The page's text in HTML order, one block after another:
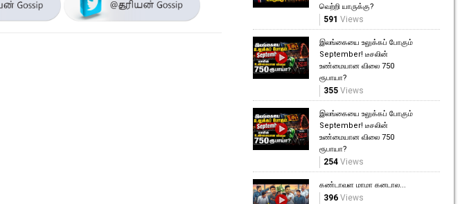
வெற்றி யாருக்கு?
591 Views
இலங்கையை உலுக்கப் போகும்
September! டீசலின்
உண்மையான விலை 750
ரூபாயா?
355 Views
இலங்கையை உலுக்கப் போகும்
September! டீசலின்
உண்மையான விலை 750
ரூபாயா?
254 Views
கண்டாவள மாமா கனடால...
396 Views